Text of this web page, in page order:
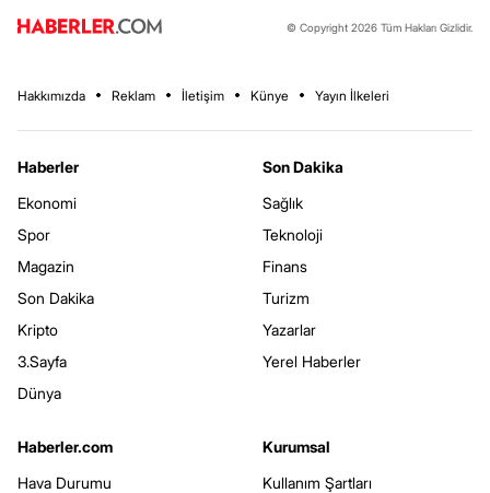
© Copyright 2026 Tüm Hakları Gizlidir.
Hakkımızda Reklam İletişim Künye Yayın İlkeleri
Haberler
Ekonomi
Spor
Magazin
Son Dakika
Kripto
3.Sayfa
Dünya
Son Dakika
Sağlık
Teknoloji
Finans
Turizm
Yazarlar
Yerel Haberler
Haberler.com
Hava Durumu
Kurumsal
Kullanım Şartları